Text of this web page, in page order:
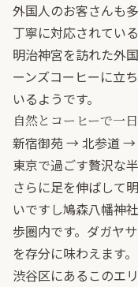
外国人のお客さんも
丁寧に対応されてい
明治神宮を訪れた外
ーンズコーヒーに立
いるようです。
自然とコーヒーで一
新宿御苑 → 北参道 →
東京で過ごす贅沢な
さらに足を伸ばして
いですし鳩森八幡神
歩圏内です。ダガヤ
を存分に味わえます。
渋谷区にあるこのエ